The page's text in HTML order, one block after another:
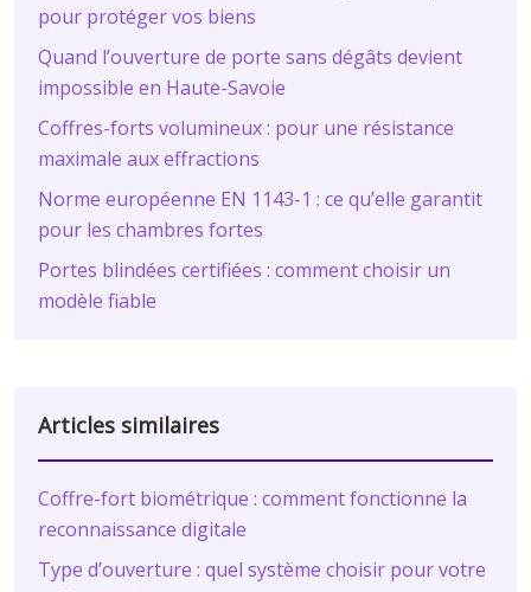
pour protéger vos biens
Quand l’ouverture de porte sans dégâts devient
impossible en Haute-Savoie
Coffres-forts volumineux : pour une résistance
maximale aux effractions
Norme européenne EN 1143-1 : ce qu’elle garantit
pour les chambres fortes
Portes blindées certifiées : comment choisir un
modèle fiable
Articles similaires
Coffre-fort biométrique : comment fonctionne la
reconnaissance digitale
Type d’ouverture : quel système choisir pour votre